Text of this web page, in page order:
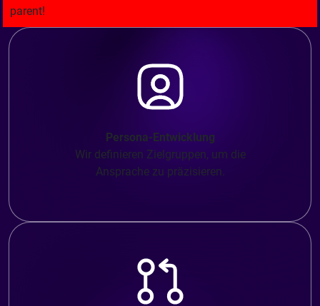
Persona-Entwicklung
Wir definieren Zielgruppen, um die
Ansprache zu präzisieren.